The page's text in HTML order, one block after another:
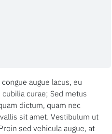
augue lacus, eu
curae; Sed metus
dictum, quam nec
sit amet. Vestibulum ut
sed vehicula augue, at